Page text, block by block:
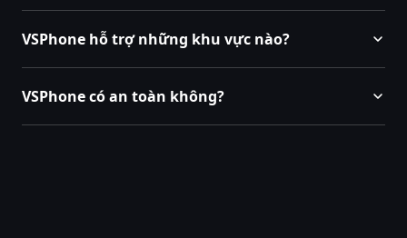
VSPhone hỗ trợ những khu vực nào?
VSPhone có an toàn không?